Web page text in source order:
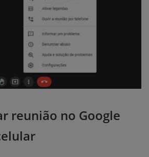
reunião no Google